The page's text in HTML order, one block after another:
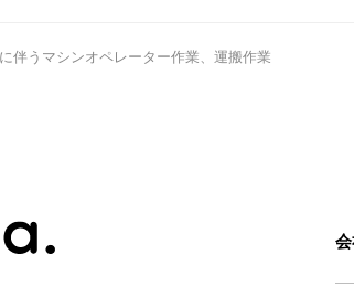
伴うマシンオペレーター作業、運搬作業